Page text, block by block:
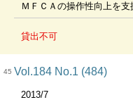
ＭＦＣＡの操作性向上を
貸出不可
45 Vol.184 No.1 (484)
2013/7